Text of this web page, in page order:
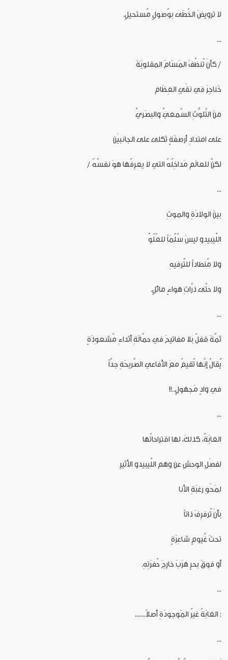
لا ترويضَ الخُطَى بوُصولٍ مُستحيلٍ.
...
/ كأنْ تُنظِّفَ المَسَامَ المقلوبَةَ
خَناجِرَ في نقْيِ العِظَامِ
منَ التَّلوُّثِ السَّمعيِّ والبصَريِّ
على امتدادِ أرصفَةٍ ثكلى على الجانبيْن
لكنَّ للعالَمِ مَداخِلُهُ التي لا يعرِفُها هوَ نفسُهُ /
...
بينَ الولادَةِ والموتِ
اللِّيبيدو ليسَ سُلَّمَاً للعُلُوِّ
ولا مُنطاداً للتَّرفيهِ
ولا حتَّى ذرَّاتِ هواءٍ مائلٍ.
...
ثمَّةَ قفلٌ بلا مفاتيحَ في حمَّالَةِ أثداءِ مُشعوِذَةٍ
يُقالُ إنَّها تُقيمُ معَ الأفاعي الصَّريحَةِ جدَّاً
في وادٍ مَجهولٍ..!!
...
الغابَةُ، كذلكَ، لها اقتراحاتُها
لفصْلِ الوحشِ عن وهمِ اللِّيبيدو الأثيرِ
لمَحْوِ رغبَةِ الأنا
بأنْ تُرفرِفَ ذاتاً
تحتَ غُيومٍ شاعِرَةٍ
أو فوقَ بحرٍ هرَبَ خارِجَ حُفرَتِهِ.
...
: الغابَةُ غيرُ المَوجودَةِ أصلاً.......
...